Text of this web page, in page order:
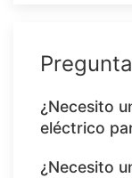
¿Necesito
eléctrico
¿Necesito